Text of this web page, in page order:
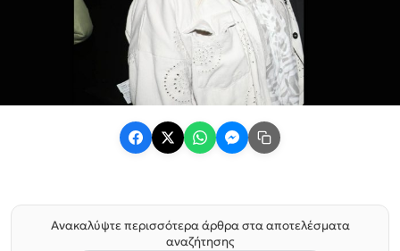
Ανακαλύψτε περισσότερα άρθρα στα αποτελέσματα
αναζήτησης